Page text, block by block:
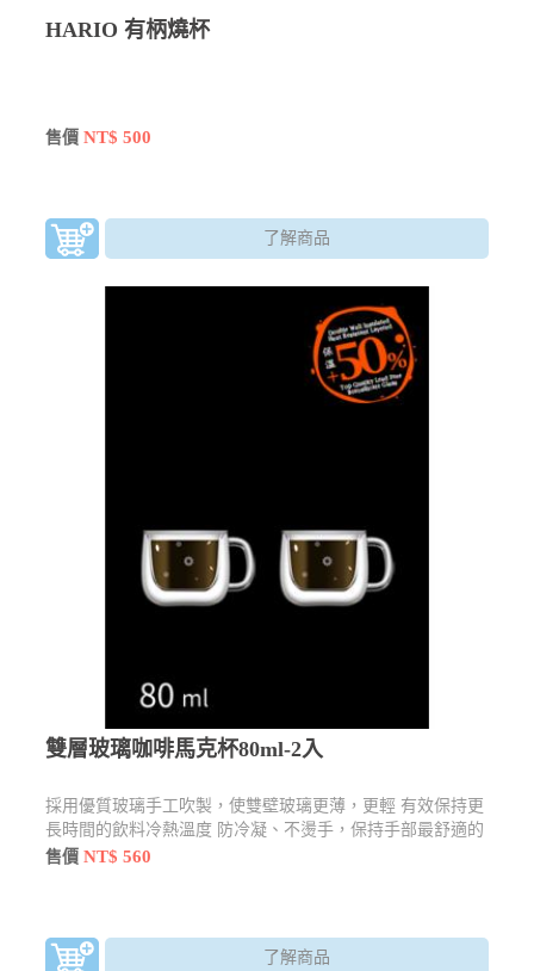
HARIO 有柄燒杯
售價NT$ 500
了解商品
雙層玻璃咖啡馬克杯80ml-2入
採用優質玻璃手工吹製，使雙壁玻璃更薄，更輕 有效保持更
長時間的飲料冷熱溫度 防冷凝、不燙手，保持手部最舒適的
觸感
售價NT$ 560
了解商品